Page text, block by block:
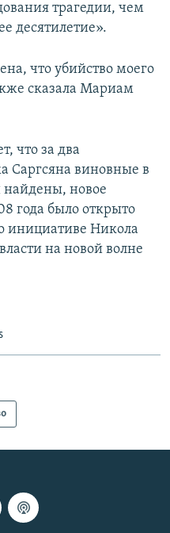
трагедии, чем
десятилетие».
что убийство моего
сказала Мариам
что за два
Саргсяна виновные в
найдены, новое
года было открыто
инициативе Никола
на новой волне